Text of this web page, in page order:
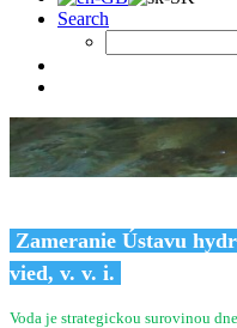
Search
Zameranie Ústavu
vied, v. v. i.
Voda je strategickou surovinou